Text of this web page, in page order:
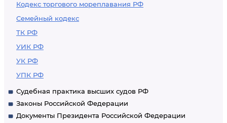
Кодекс торгового мореплавания РФ
Семейный кодекс
ТК РФ
УИК РФ
УК РФ
УПК РФ
Судебная практика высших судов РФ
Законы Российской Федерации
Документы Президента Российской Федерации